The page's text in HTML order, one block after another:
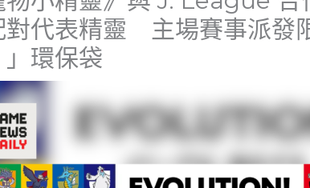
對代表精靈 主場賽事派發
」環保袋